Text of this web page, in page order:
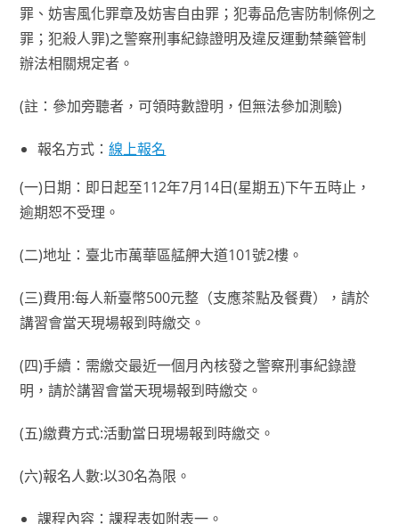
罪、妨害風化罪章及妨害自由罪；犯毒品危害防制條例之
罪；犯殺人罪)之警察刑事紀錄證明及違反運動禁藥管制
辦法相關規定者。
(註：參加旁聽者，可領時數證明，但無法參加測驗)
報名方式：線上報名
(一)日期：即日起至112年7月14日(星期五)下午五時止，
逾期恕不受理。
(二)地址：臺北市萬華區艋舺大道101號2樓。
(三)費用:每人新臺幣500元整（支應茶點及餐費），請於
講習會當天現場報到時繳交。
(四)手續：需繳交最近一個月內核發之警察刑事紀錄證
明，請於講習會當天現場報到時繳交。
(五)繳費方式:活動當日現場報到時繳交。
(六)報名人數:以30名為限。
課程內容：課程表如附表一。